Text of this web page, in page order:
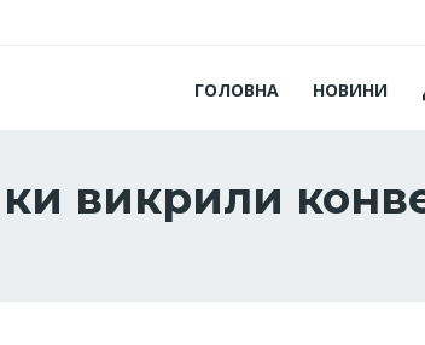
ГОЛОВНА НОВИНИ
викрили